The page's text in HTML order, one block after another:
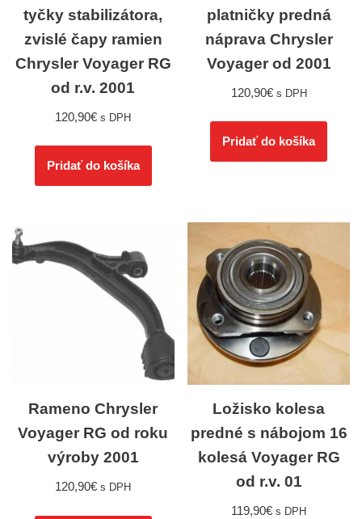
tyčky stabilizátora,
zvislé čapy ramien
Chrysler Voyager RG
od r.v. 2001
120,90€ s DPH
Pridať do košíka
platničky predná
náprava Chrysler
Voyager od 2001
120,90€ s DPH
Pridať do košíka
Rameno Chrysler
Voyager RG od roku
výroby 2001
120,90€ s DPH
Ložisko kolesa
predné s nábojom 16
kolesá Voyager RG
od r.v. 01
119,90€ s DPH